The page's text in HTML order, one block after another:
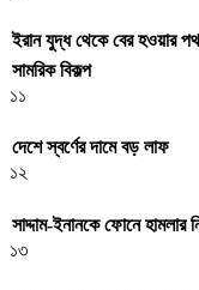
ইরান যুদ্ধ থেকে বের হওয়ার
সামরিক বিকল্প
১১
দেশে স্বর্ণের দামে বড় লাফ
১২
সাদ্দাম-ইনানকে ফোনে হামলার
১৩